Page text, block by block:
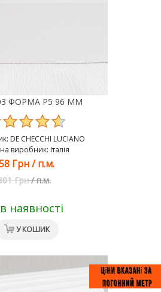
ФОРМА Р5 96 ММ
DE CHEСCHI LUCIANO
виробник: Італія
Грн/п.м.
Грн /п.м.
наявності
У КОШИК